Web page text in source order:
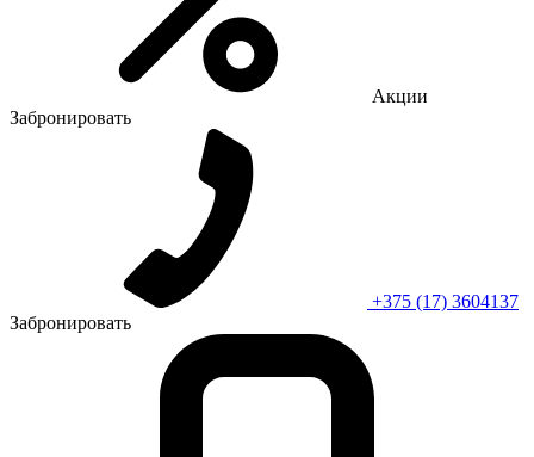
Акции
Забронировать
+375 (17) 3604137
Забронировать